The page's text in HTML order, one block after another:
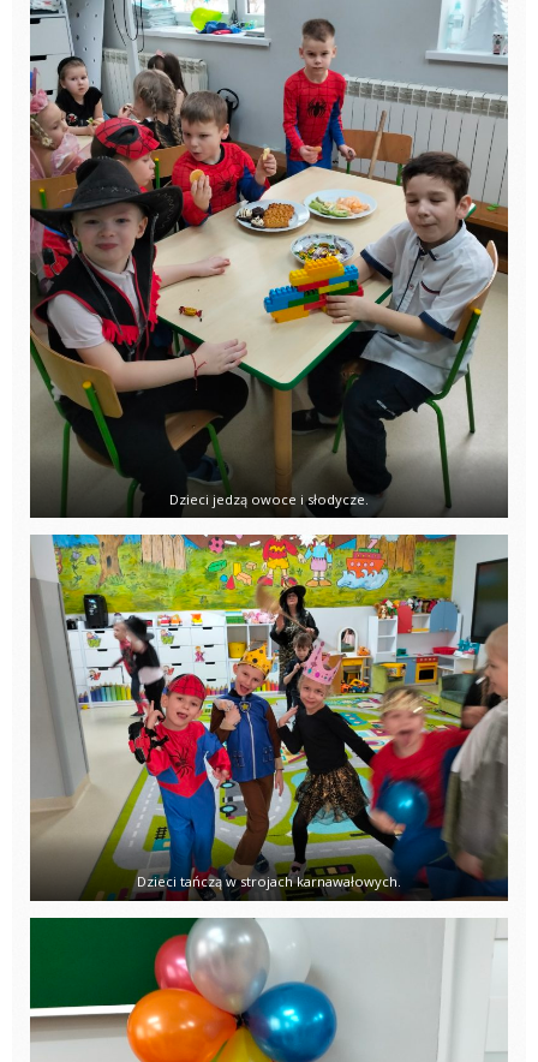
Dzieci jedzą owoce i słodycze.
Dzieci tańczą w strojach karnawałowych.